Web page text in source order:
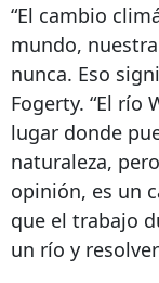
“El cambio
mundo,
nunca. Eso
Fogerty. “El río
lugar donde
naturaleza,
opinión, es un
que el trabajo
un río y